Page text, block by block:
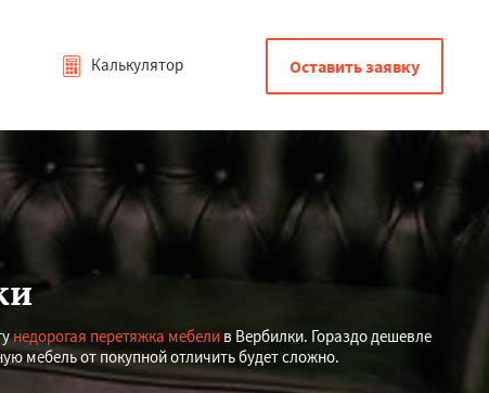
Калькулятор Оставить заявку
недорогая перетяжка мебели в Вербилки. Гораздо дешевле
мебель от покупной отличить будет сложно.